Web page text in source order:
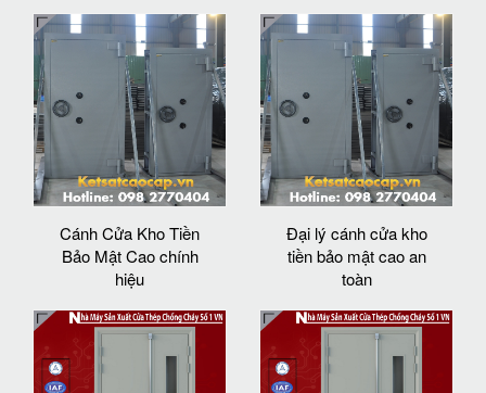
Cánh Cửa Kho Tiền
Bảo Mật Cao chính
hiệu
Đại lý cánh cửa kho
tiền bảo mật cao an
toàn